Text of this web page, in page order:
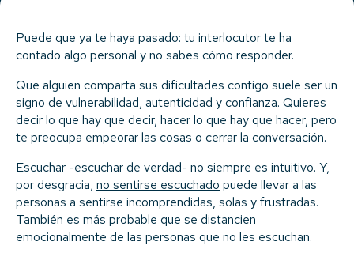
Puede que ya te haya pasado: tu interlocutor te ha
contado algo personal y no sabes cómo responder.
Que alguien comparta sus dificultades contigo suele ser un
signo de vulnerabilidad, autenticidad y confianza. Quieres
decir lo que hay que decir, hacer lo que hay que hacer, pero
te preocupa empeorar las cosas o cerrar la conversación.
Escuchar -escuchar de verdad- no siempre es intuitivo. Y,
por desgracia, no sentirse escuchado puede llevar a las
personas a sentirse incomprendidas, solas y frustradas.
También es más probable que se distancien
emocionalmente de las personas que no les escuchan.